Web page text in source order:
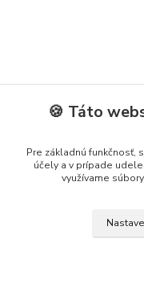
🍪 Táto
Pre základnú funkčnosť,
účely a v prípade
využívame